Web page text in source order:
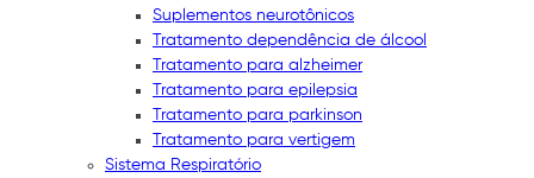
Suplementos neurotônicos
Tratamento dependência de álcool
Tratamento para alzheimer
Tratamento para epilepsia
Tratamento para parkinson
Tratamento para vertigem
Sistema Respiratório